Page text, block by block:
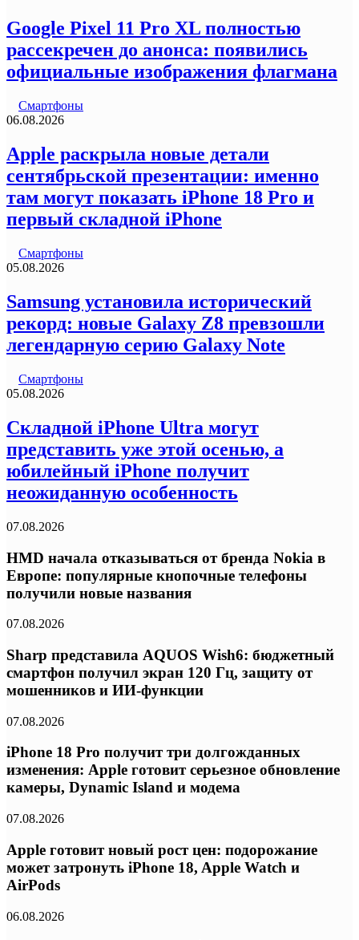
Google Pixel 11 Pro XL полностью
рассекречен до анонса: появились
официальные изображения флагмана
Смартфоны
06.08.2026
Apple раскрыла новые детали
сентябрьской презентации: именно
там могут показать iPhone 18 Pro и
первый складной iPhone
Смартфоны
05.08.2026
Samsung установила исторический
рекорд: новые Galaxy Z8 превзошли
легендарную серию Galaxy Note
Смартфоны
05.08.2026
Складной iPhone Ultra могут
представить уже этой осенью, а
юбилейный iPhone получит
неожиданную особенность
07.08.2026
HMD начала отказываться от бренда Nokia в
Европе: популярные кнопочные телефоны
получили новые названия
07.08.2026
Sharp представила AQUOS Wish6: бюджетный
смартфон получил экран 120 Гц, защиту от
мошенников и ИИ-функции
07.08.2026
iPhone 18 Pro получит три долгожданных
изменения: Apple готовит серьезное обновление
камеры, Dynamic Island и модема
07.08.2026
Apple готовит новый рост цен: подорожание
может затронуть iPhone 18, Apple Watch и
AirPods
06.08.2026